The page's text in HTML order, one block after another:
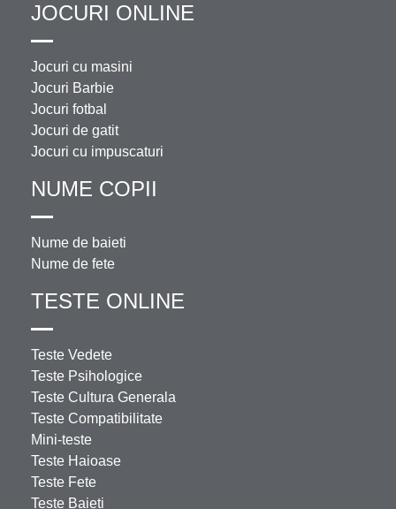
JOCURI ONLINE
Jocuri cu masini
Jocuri Barbie
Jocuri fotbal
Jocuri de gatit
Jocuri cu impuscaturi
NUME COPII
Nume de baieti
Nume de fete
TESTE ONLINE
Teste Vedete
Teste Psihologice
Teste Cultura Generala
Teste Compatibilitate
Mini-teste
Teste Haioase
Teste Fete
Teste Baieti